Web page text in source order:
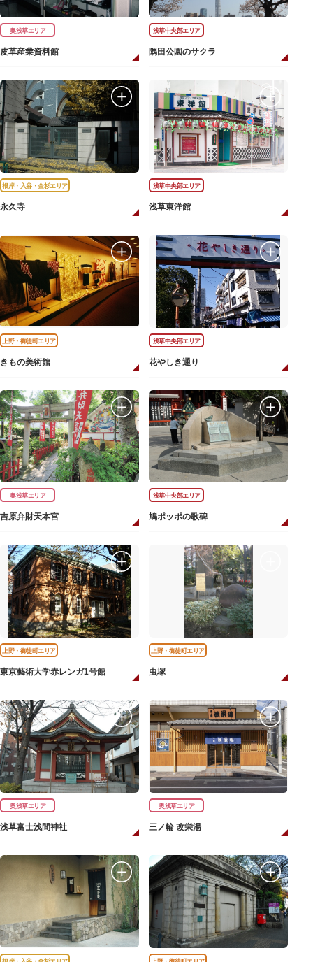
奥浅草エリア
皮革産業資料館
浅草中央部エリア
隅田公園のサクラ
根岸・入谷・金杉エリア
永久寺
浅草中央部エリア
浅草東洋館
上野・御徒町エリア
きもの美術館
浅草中央部エリア
花やしき通り
奥浅草エリア
吉原弁財天本宮
浅草中央部エリア
鳩ポッポの歌碑
上野・御徒町エリア
東京藝術大学赤レンガ1号館
上野・御徒町エリア
虫塚
奥浅草エリア
浅草富士浅間神社
奥浅草エリア
三ノ輪 改栄湯